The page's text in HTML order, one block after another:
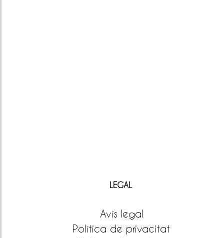
LEGAL
Avís legal
Política de privacitat